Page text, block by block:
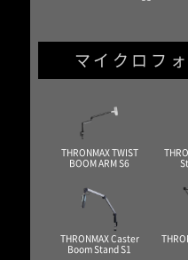
マイクロフ
THRONMAX TWIST
BOOM ARM S6
THRONMAX Caster
Boom Stand S1